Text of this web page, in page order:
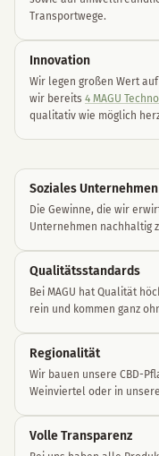
Transportwege.
Innovation
Wir legen großen Wert
wir bereits 4 MAGU
qualitativ wie möglich
Soziales Unternehmen
Die Gewinne, die wir
Unternehmen nachhaltig
Qualitätsstandards
Bei MAGU hat Qualität
rein und kommen ganz
Regionalität
Wir bauen unsere CBD-
Weinviertel oder in
Volle Transparenz